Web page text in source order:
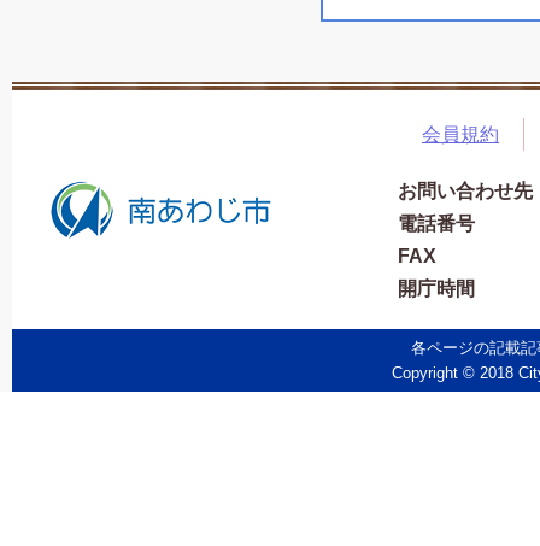
会員規約
お問い合わせ先
電話番号
FAX
開庁時間
各ページの記載
Copyright © 2018